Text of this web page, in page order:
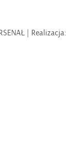
| Realizacja: